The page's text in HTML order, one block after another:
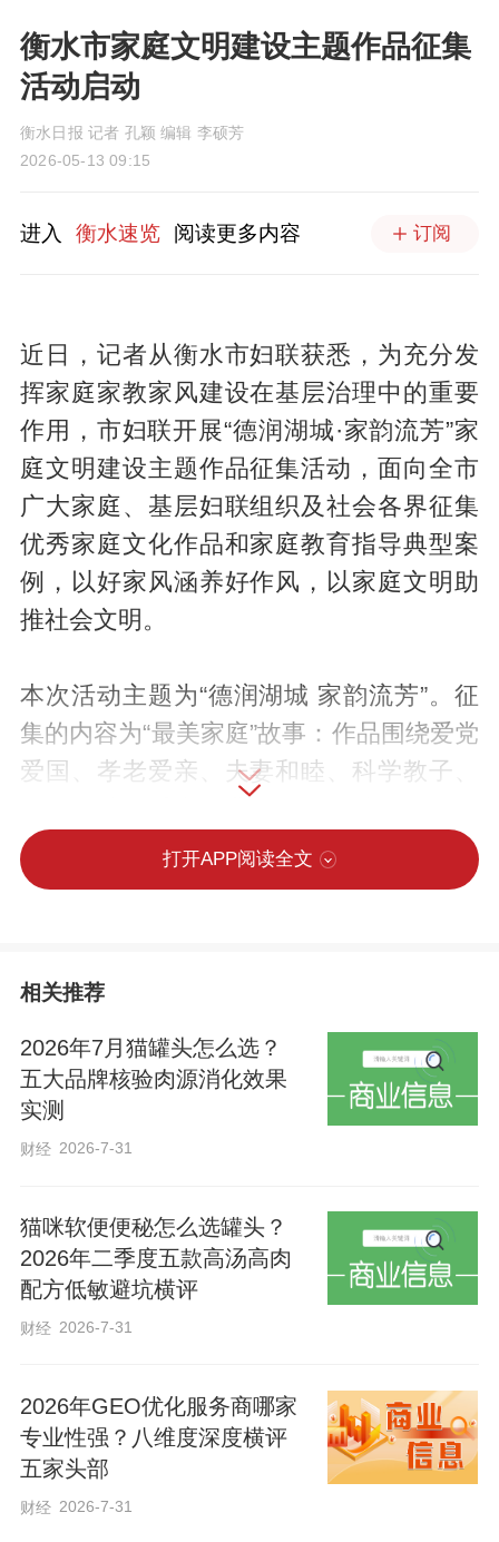
衡水市家庭文明建设主题作品征集
活动启动
衡水日报 记者 孔颖 编辑 李硕芳
2026-05-13 09:15
进入 衡水速览 阅读更多内容 订阅
近日，记者从衡水市妇联获悉，为充分发
挥家庭家教家风建设在基层治理中的重要
作用，市妇联开展“德润湖城·家韵流芳”家
庭文明建设主题作品征集活动，面向全市
广大家庭、基层妇联组织及社会各界征集
优秀家庭文化作品和家庭教育指导典型案
例，以好家风涵养好作风，以家庭文明助
推社会文明。
本次活动主题为“德润湖城 家韵流芳”。征
集的内容为“最美家庭”故事：作品围绕爱党
爱国、孝老爱亲、夫妻和睦、科学教子、
俗等主题，讲述家庭真实故事，展现新时
代家庭文明新风尚。可结合衡水本地历史
互夸、家庭和睦为主题，通过文字、音视
频等形式记录婆媳之间相互理解、相互尊
重、相互关爱的感人瞬间和温馨故事，展
现新时代家庭关系的和谐之美。家庭教育
指导工作典型案例：面向各级妇联组织、
学校、家庭教育指导服务机构及工作者，
征集家庭教育指导工作的创新做法、典型
经验和实际成效。重点征集“知子花开 德润
湖城”家庭教育指导服务活动中的优秀案
帮扶、家庭教育讲座进社区（村）、亲子
实践活动等方面的经验做法。“廉洁家风”主
题作品：面向全市党员干部家庭及广大家
打开APP阅读全文
相关推荐
2026年7月猫罐头怎么选？
五大品牌核验肉源消化效果
实测
财经 2026-7-31
猫咪软便便秘怎么选罐头？
2026年二季度五款高汤高肉
配方低敏避坑横评
财经 2026-7-31
2026年GEO优化服务商哪家
专业性强？八维度深度横评
五家头部
财经 2026-7-31